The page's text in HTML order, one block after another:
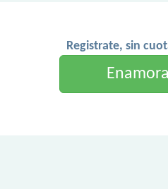
Registrate, sin